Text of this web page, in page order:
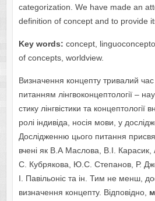
categorization. We have made an
definition of concept and to provide
Key words: concept,
of concepts, worldview.
Визначення концепту тривалий
питанням лінгвоконцептології –
стику лінгвістики та концептології
ролі індивіда, носія мови, у
Дослідженню цього питання
вчені як В.А Маслова, В.І.
С. Кубрякова, Ю.С. Степанов, Р.
І. Павільоніс та ін. Тим не менш,
визначення концепту. Відповідно,